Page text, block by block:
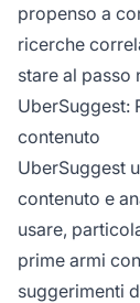
propenso a
ricerche
stare al passo
UberSuggest:
contenuto
UberSuggest
contenuto e
usare,
prime armi
suggerimenti